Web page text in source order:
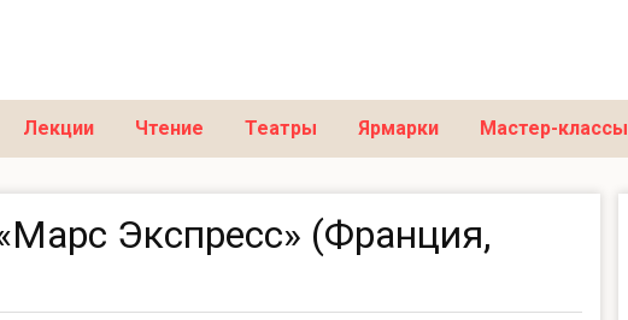
Лекции Чтение Театры Ярмарки Мастер-классы
Экспресс» (Франция,